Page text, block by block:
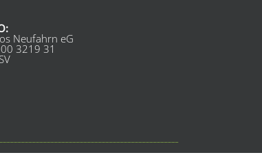
Neufahrn eG
3219 31